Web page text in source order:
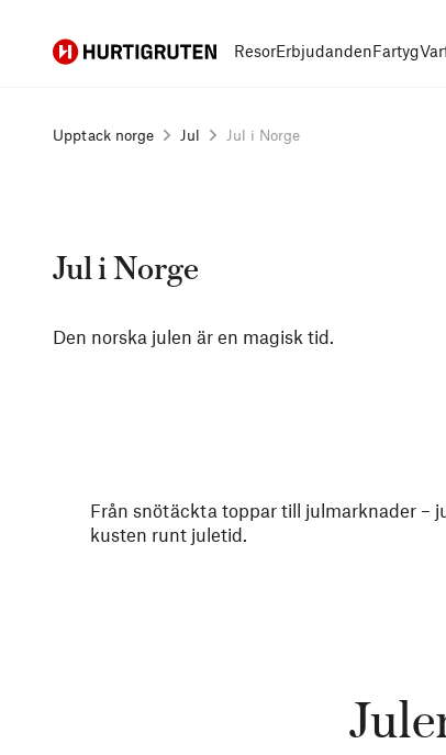
Hurtigruten ResorErbjudandenFartyg
Upptack norge Jul Jul i Norge
Jul i Norge
Den norska julen är en magisk tid.
Från snötäckta toppar till julmarknader –
kusten runt juletid.